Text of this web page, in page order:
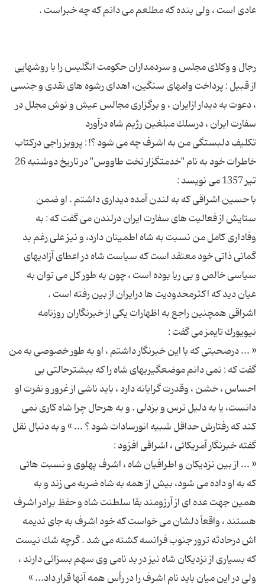
رجال و وكلای مجلس و سردمداران حكومت انگلیس را با روشهایی
از قبیل : پرداخت وامهای سنگین، اهدای رشوه های نقدی و جنسی
، دعوت به دیدار ازایران ، و برگزاری مجالس عیش و نوش مجلل در
تكلیف دلبستگی من به اشرف چه می شود ؟! : پرویز راجی دركتاب
خاطرات خود به نام "خدمتگزار تخت طاووس" در تاریخ دوشنبه 26
با حسین اشراقی كه به لندن آمده دیداری داشتم . او ضمن
ستایش از فعالیت های سفارت ایران درلندن می گفت كه : به
وفاداری كامل من نسبت به شاه اطمینان دارد، و نیز علی رغم بد
گمانی ذاتی خود معتقد است كه سیاست شاه در اعطای آزادیهای
سیاسی خالص و بی ریا بوده است ، چون به طور كل می توان به
اشراقی همچنین راجع به اظهارات یكی از خبرنگاران روزنامه
« ... درصحبتی كه با این خبرنگار داشتم ، او به طور خصوصی به من
گفت كه : نمی دانم موضعگیریهای شاه را كه بیشترحالتی بی
احساس ، خشن ، وقدرت گرایانه دارد ، باید ناشی از غرور و نفرت او
دانست، یا به دلیل ترس و بزدلی . و به هرحال چرا شاه كاری نمی
كند كه رفتارش حداقل شبیه انورسادات شود ؟ ... » و به دنبال نقل
« ... از بین نزدیكان و اطرافیان شاه ، اشرف پهلوی و نسبت هائی
كه به او داده می شود، بیش از همه به شاه ضربه می زند و به
همین جهت عده ای از آرزومند بقا سلطنت شاه و حفظ برادر اشرف
هستند ، واقعاً دلشان می خواست كه خود اشرف به جای ندیمه
اش درحادثه ترور جنوب فرانسه كشته می شد . گرچه شك نیست
كه بسیاری از نزدیكان شاه نیز در بد نامی وی سهم بسزائی دارند ،